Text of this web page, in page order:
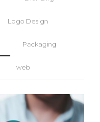
Logo Design
Packaging
web